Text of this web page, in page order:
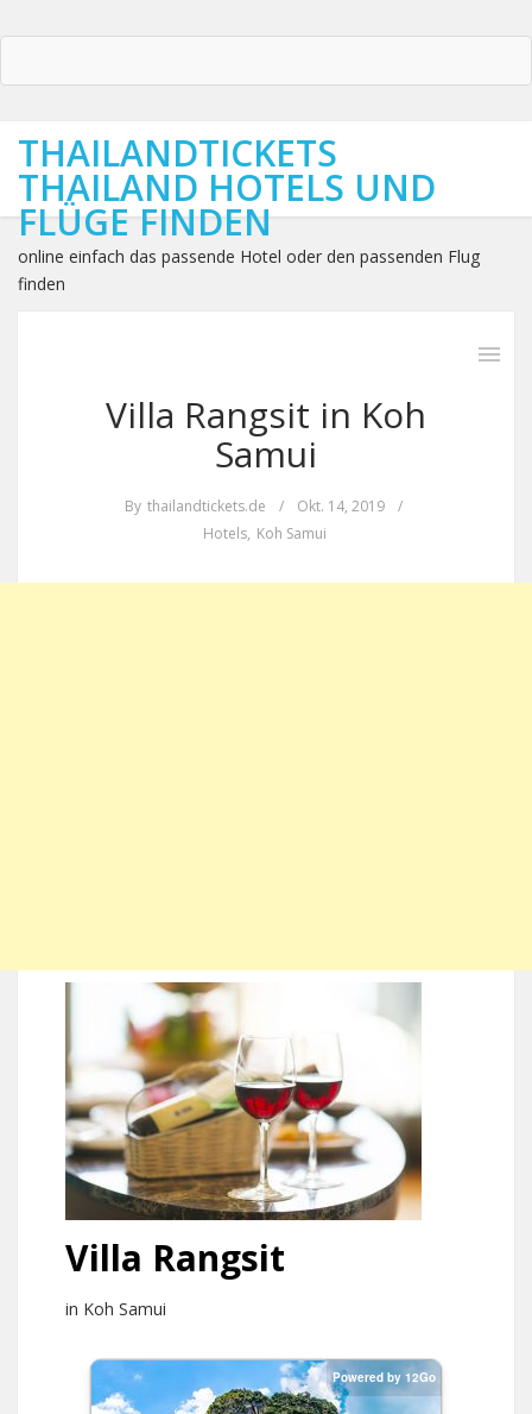
THAILANDTICKETS
THAILAND HOTELS UND
FLÜGE FINDEN
online einfach das passende Hotel oder den passenden Flug
finden
Villa Rangsit in Koh
Samui
By thailandtickets.de / Okt. 14, 2019
/
Hotels, Koh Samui
Villa Rangsit
in Koh Samui